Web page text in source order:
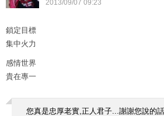
2013/09/07 09:23
鎖定目標
集中火力
感情世界
貴在專一
您真是忠厚老實,正人君子...謝謝您說的